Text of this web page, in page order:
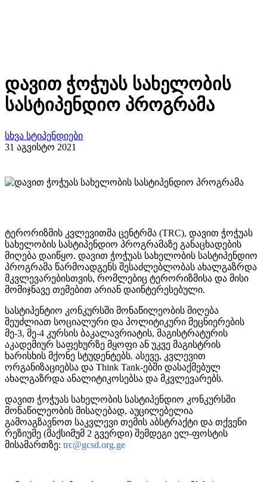
დავით ჭოჭუას სახელობის
სასტიპენდიო პროგრამა
სხვა სტიპენდიები
31 აგვისტო 2021
ტერორიზმის კვლევითმა ცენტრმა (TRC), დავით ჭოჭუას
სახელობის სასტიპენდიო პროგრამაზე განაცხადების
მიღება დაიწყო. დავით ჭოჭუას სახელობის სასტიპენდიო
პროგრამა წარმოადგენს შესაძლებლობას ახალგაზრდა
მკვლევარებისთვის, რომლებიც ტერორიზმისა და მისი
მომიჯნავე თემებით არიან დაინტერესებული.
სასტიპენტიო კონკურსში მონაწილეობის მიღება
შეუძლიათ სოციალური და პოლიტიკური მეცნიერების
მე-3, მე-4 კურსის ბაკალავრიატის, მაგისტრატურის
აკადემიურ საფეხურზე მყოფი ან უკვე მაგისტრის
ხარისხის მქონე სტუდენტებს. ასევე, კვლევით
ორგანიზაციებსა და Think Tank-ებში დასაქმებულ
ახალგაზრდა ანალიტიკოსებსა და მკვლევარებს.
დავით ჭოჭუას სახელობის სასტიპენდიო კონკურსში
მონაწილეობის მისაღებად, აუცილებელია
გამოაგზავნოთ საკვლევი თემის აბსტრაქტი და თქვენი
რეზიუმე (მაქსიმუმ 2 გვერდი) შემდეგი ელ-ფოსტის
მისამართზე: trc@gcsd.org.ge